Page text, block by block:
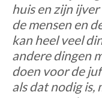
huis en zijn
de mensen en
kan heel veel
andere dingen
doen voor de
als dat nodig